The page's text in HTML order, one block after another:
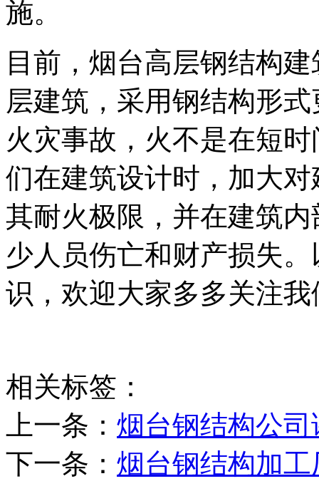
施。
目前，烟台高层钢结构
层建筑，采用钢结构形
火灾事故，火不是在短
们在建筑设计时，加大
其耐火极限，并在建筑
少人员伤亡和财产损失
识，欢迎大家多多关注
相关标签：
上一条： 烟台钢结构公
下一条： 烟台钢结构加